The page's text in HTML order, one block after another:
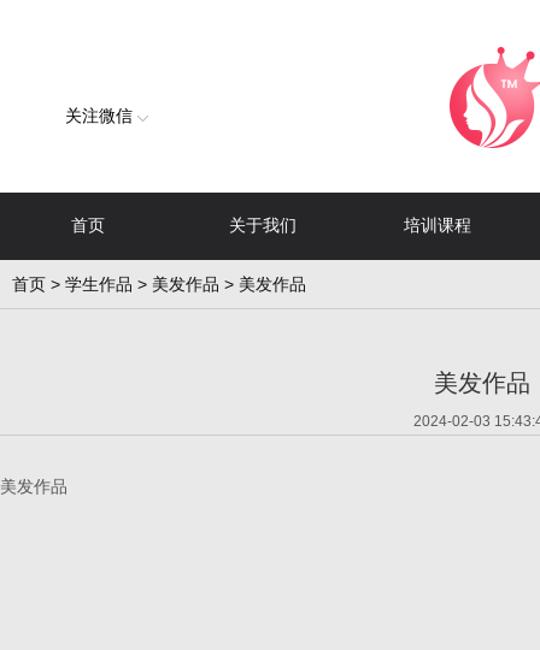
关注微信
首页 关于我们 培训课程
首页 > 学生作品 > 美发作品 > 美发作品
美发作品
2024-02-03
美发作品